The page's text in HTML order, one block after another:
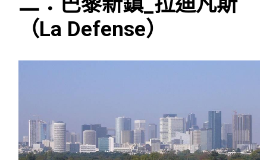
（La Defense）